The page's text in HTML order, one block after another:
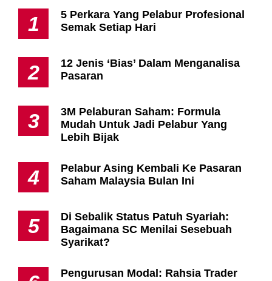
1
5 Perkara Yang Pelabur Profesional
Semak Setiap Hari
2
12 Jenis ‘Bias’ Dalam Menganalisa
Pasaran
3
3M Pelaburan Saham: Formula
Mudah Untuk Jadi Pelabur Yang
Lebih Bijak
4
Pelabur Asing Kembali Ke Pasaran
Saham Malaysia Bulan Ini
5
Di Sebalik Status Patuh Syariah:
Bagaimana SC Menilai Sesebuah
Syarikat?
Pengurusan Modal: Rahsia Trader